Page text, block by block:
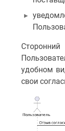
удобном
свои